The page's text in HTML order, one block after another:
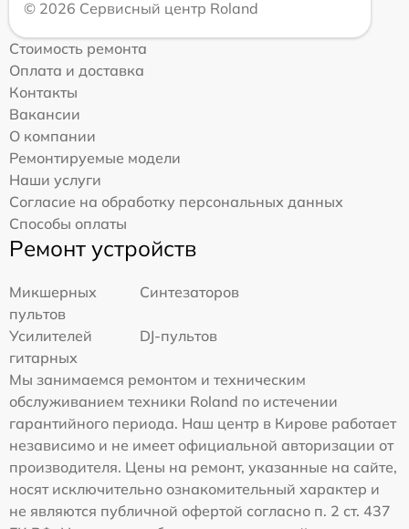
© 2026 Сервисный центр Roland
Стоимость ремонта
Оплата и доставка
Контакты
Вакансии
О компании
Ремонтируемые модели
Наши услуги
Согласие на обработку персональных данных
Способы оплаты
Ремонт устройств
Микшерных
пультов
Синтезаторов
Усилителей
гитарных
DJ-пультов
Мы занимаемся ремонтом и техническим
обслуживанием техники Roland по истечении
гарантийного периода. Наш центр в Кирове работает
независимо и не имеет официальной авторизации от
производителя. Цены на ремонт, указанные на сайте,
носят исключительно ознакомительный характер и
не являются публичной офертой согласно п. 2 ст. 437